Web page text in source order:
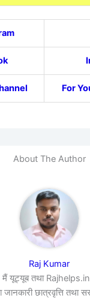
For
About The Author
Raj Kumar
मैं यूट्यूब तथा Rajhelps.in
जानकारी छात्रवृत्ति तथा